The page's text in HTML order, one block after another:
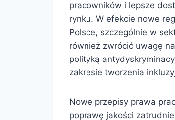
pracowników i lepsze
rynku. W efekcie nowe
Polsce, szczególnie w
również zwrócić uwagę
polityką
zakresie tworzenia
Nowe przepisy prawa
poprawę jakości